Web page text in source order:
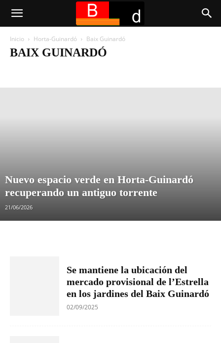
Inicio Horta-Guinardó Baix Guinardó
BAIX GUINARDÓ
Nuevo espacio verde en Horta-Guinardó
recuperando un antiguo torrente
21/06/2026
Se mantiene la ubicación del
mercado provisional de l’Estrella
en los jardines del Baix Guinardó
02/09/2025